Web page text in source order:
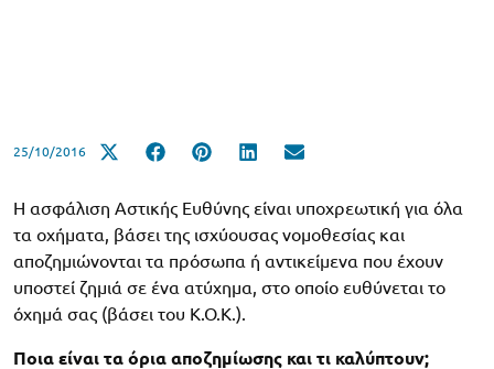
25/10/2016
Η ασφάλιση Αστικής Ευθύνης είναι υποχρεωτική για όλα
τα οχήματα, βάσει της ισχύουσας νομοθεσίας και
αποζημιώνονται τα πρόσωπα ή αντικείμενα που έχουν
υποστεί ζημιά σε ένα ατύχημα, στο οποίο ευθύνεται το
όχημά σας (βάσει του Κ.Ο.Κ.).
Ποια είναι τα όρια αποζημίωσης και τι καλύπτουν;